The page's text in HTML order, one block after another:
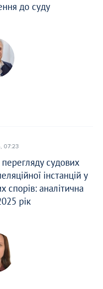
до суду
07:23
перегляду судових
інстанцій у
спорів: аналітична
рік